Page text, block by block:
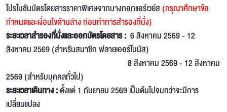
โปรโมชันบัตรโดยสารราคาพิเศษจากบางกอกแอร์เวย์ส(กรุณาศึกษาข้อ
กำหนดและเงื่อนไขด้านล่าง ก่อนทำการสำรองที่นั่ง)
ระยะเวลาสำรองที่นั่งและออกบัตรโดยสาร : 6 สิงหาคม 2569 - 12
สิงหาคม 2569 (สำหรับสมาชิก ฟลายเออร์โบนัส)
8 สิงหาคม 2569 - 12 สิงหาคม
2569 (สำหรับบุคคลทั่วไป)
ระยะเวลาเดินทาง :ตั้งแต่ 1 กันยายน 2569 เป็นต้นไปจนกว่าจะมีการ
เปลี่ยนแปลง